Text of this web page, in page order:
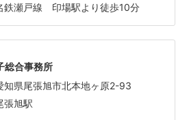
鉄瀬戸線 印場駅より徒歩10分
総合事務所
知県尾張旭市北本地ヶ原2-93
張旭駅